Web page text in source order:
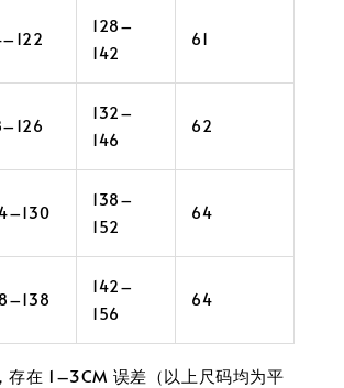
128–
142
61
132–
146
62
138–
152
64
142–
156
64
存在 1–3CM 误差（以上尺码均为平